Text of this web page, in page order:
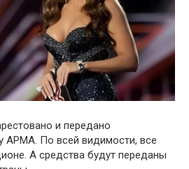
и передано
АРМА. По всей видимости, все
А средства будут переданы